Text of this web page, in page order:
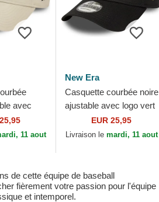
avec
Team
11 aout
New Era
Casquette courbée noire
ajustable avec logo vert
9FORTY Outline New
York Yankees MLB New
EUR 25,95
Livraison le mardi, 11 aout
de cette équipe de baseball
fièrement votre passion pour l'équipe
et intemporel.